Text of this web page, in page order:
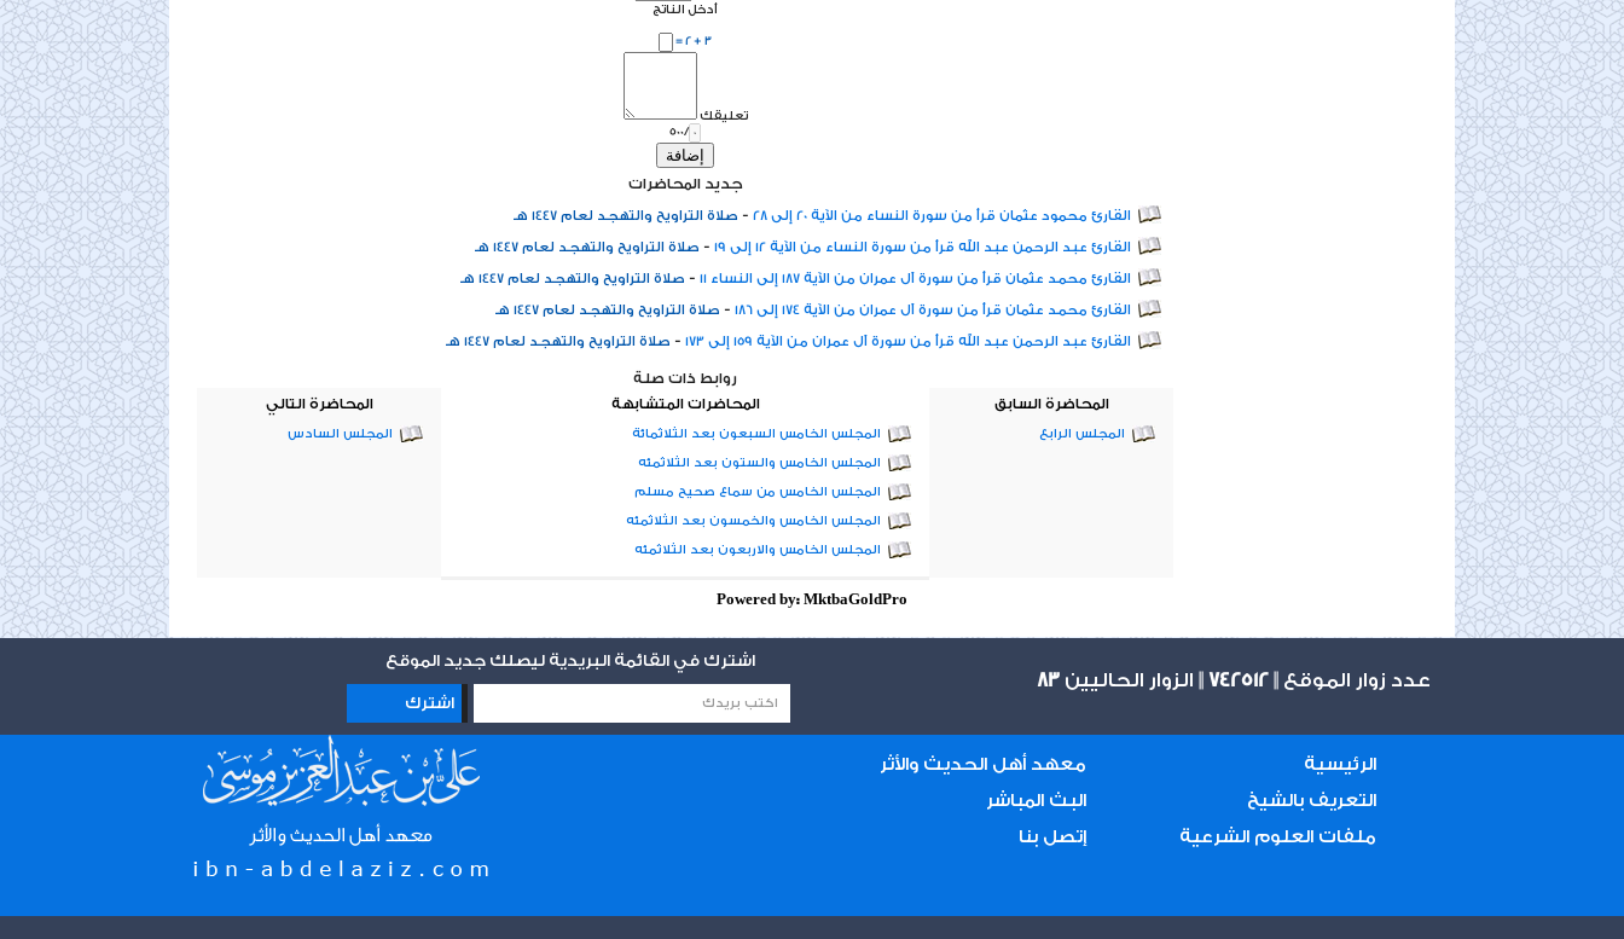
أدخل الناتج
3 + 2 =
تعليقك
/500
إضافة
جديد المحاضرات
القارئ محمود عثمان قرأ من سورة النساء من الآية 20 إلى 28 - صلاة التراويح والتهجد لعام 1447 هـ
القارئ عبد الرحمن عبد الله قرأ من سورة النساء من الآية 12 إلى 19
- صلاة التراويح والتهجد لعام 1447 هـ
القارئ محمد عثمان قرأ من سورة آل عمران من الآية 187 إلى النساء 11
- صلاة التراويح والتهجد لعام 1447 هـ
القارئ محمد عثمان قرأ من سورة آل عمران من الآية 174 إلى 186
- صلاة التراويح والتهجد لعام 1447 هـ
القارئ عبد الرحمن عبد الله قرأ من سورة آل عمران من الآية 159 إلى 173
- صلاة التراويح والتهجد لعام 1447 هـ
روابط ذات صلة
المحاضرة السابق
المجلس الرابع
المحاضرات المتشابهة
المجلس الخامس السبعون بعد الثلاثمائة
المجلس الخامس والستون بعد الثلاثمئه
المجلس الخامس من سماع صحيح مسلم
المجلس الخامس والخمسون بعد الثلاثمئه
المجلس الخامس والاربعون بعد الثلاثمئه
المحاضرة التالي
المجلس السادس
Powered by: MktbaGoldPro
عدد زوار الموقع || 742512 || الزوار الحاليين 83
اشترك في القائمة البريدية ليصلك جديد الموقع
الرئيسية
التعريف بالشيخ
ملفات العلوم الشرعية
معهد أهل الحديث والأثر
البث المباشر
إتصل بنا